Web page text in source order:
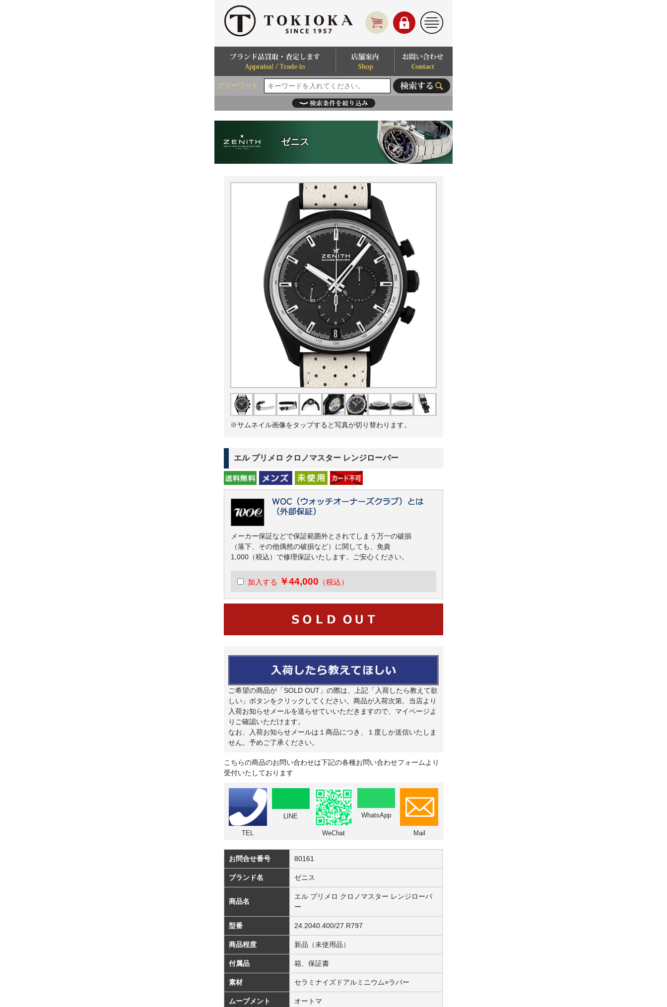
フリーワード
ゼニス
※サムネイル画像をタップすると写真が切り替わります。
エル プリメロ クロノマスター レンジローバー
メーカー保証などで保証範囲外とされてしまう万一の破損
（落下、その他偶然の破損など）に関しても、免責
1,000（税込）で修理保証いたします。ご安心ください。
加入する ￥44,000 （税込）
ご希望の商品が「SOLD OUT」の際は、上記「入荷したら教えて欲
しい」ボタンをクリックしてください。商品が入荷次第、当店より
入荷お知らせメールを送らせていいただきますので、マイページよ
りご確認いただけます。
なお、入荷お知らせメールは１商品につき、１度しか送信いたしま
せん。予めご了承ください。
こちらの商品のお問い合わせは下記の各種お問い合わせフォームより
受付いたしております
TEL
LINE
WeChat
WhatsApp
Mail
お問合せ番号 80161
ブランド名 ゼニス
商品名
エル プリメロ クロノマスター レンジローバ
ー
型番 24.2040.400/27.R797
商品程度 新品（未使用品）
付属品 箱、保証書
素材 セラミナイズドアルミニウム×ラバー
ムーブメント オートマ